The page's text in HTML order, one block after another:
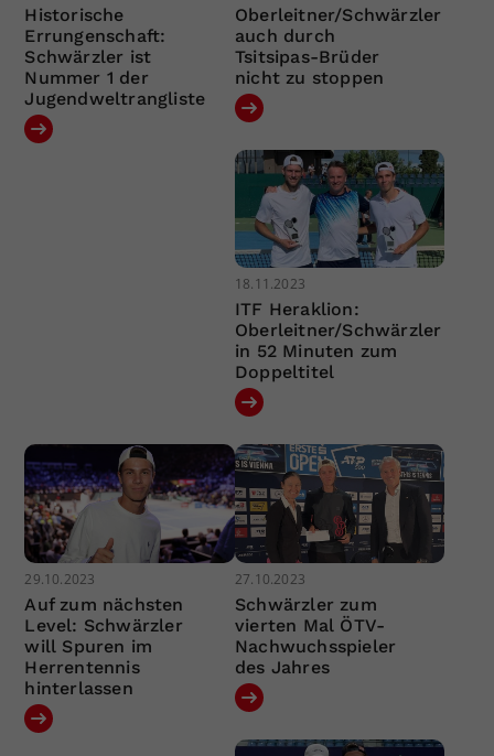
Historische
Errungenschaft:
Schwärzler ist
Nummer 1 der
Jugendweltrangliste
Oberleitner/Schwärzler
auch durch
Tsitsipas-Brüder
nicht zu stoppen
18.11.2023
ITF Heraklion:
Oberleitner/Schwärzler
in 52 Minuten zum
Doppeltitel
29.10.2023
Auf zum nächsten
Level: Schwärzler
will Spuren im
Herrentennis
hinterlassen
27.10.2023
Schwärzler zum
vierten Mal ÖTV-
Nachwuchsspieler
des Jahres